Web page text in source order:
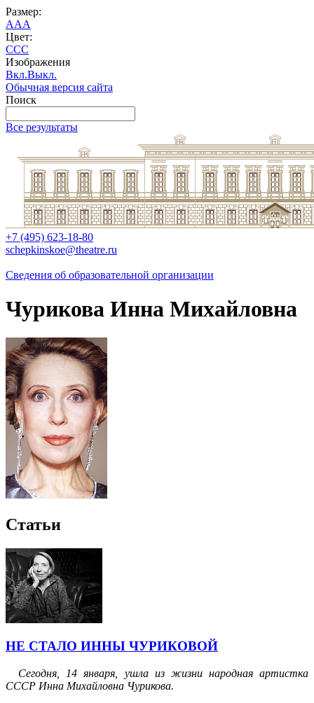
Размер:
AAA
Цвет:
CCC
Изображения
Вкл.Выкл.
Обычная версия сайта
Поиск
Все результаты
+7 (495) 623-18-80
schepkinskoe@theatre.ru
Сведения об образовательной организации
Чурикова Инна Михайловна
Статьи
НЕ СТАЛО ИННЫ ЧУРИКОВОЙ
Сегодня, 14 января, ушла из жизни народная артистка
СССР Инна Михайловна Чурикова.